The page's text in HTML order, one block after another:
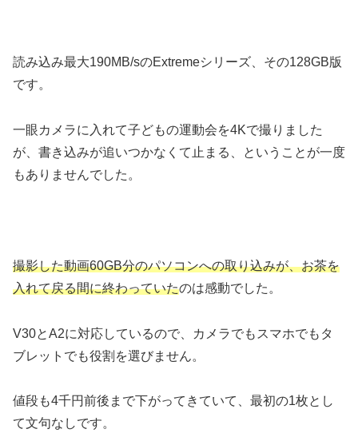
読み込み最大190MB/sのExtremeシリーズ、その128GB版
です。
一眼カメラに入れて子どもの運動会を4Kで撮りました
が、書き込みが追いつかなくて止まる、ということが一度
もありませんでした。
撮影した動画60GB分のパソコンへの取り込みが、お茶を
入れて戻る間に終わっていたのは感動でした。
V30とA2に対応しているので、カメラでもスマホでもタ
ブレットでも役割を選びません。
値段も4千円前後まで下がってきていて、最初の1枚とし
て文句なしです。